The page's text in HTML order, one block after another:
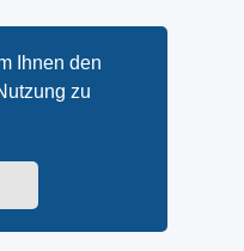
Ihnen den
zu